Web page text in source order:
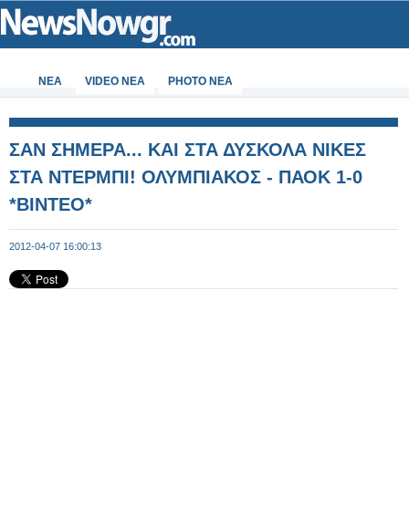
ΝΕΑ VIDEO NEA PHOTO NEA
ΣΑΝ ΣΗΜΕΡΑ... ΚΑΙ ΣΤΑ ΔΥΣΚΟΛΑ ΝΙΚΕΣ
ΣΤΑ ΝΤΕΡΜΠΙ! ΟΛΥΜΠΙΑΚΟΣ - ΠΑΟΚ 1-0
*ΒΙΝΤΕΟ*
2012-04-07 16:00:13